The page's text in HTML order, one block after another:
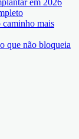
caminho mais
que não bloqueia